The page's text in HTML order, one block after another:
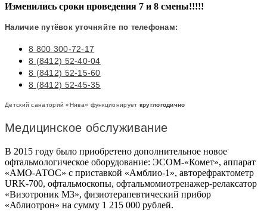
Изменились сроки проведения 7 и 8 смены!!!!!
Наличие путёвок уточняйте по телефонам:
8 800 300-72-17
8 (8412) 52-40-04
8 (8412) 52-15-60
8 (8412) 52-45-35
Детский санаторий «Нива» функционирует круглогодично
Медицинское обслуживание
В 2015 году было приобретено дополнительное новое
офтальмологическое оборудование: ЭСОМ-«Комет», аппарат
«АМО-АТОС» с приставкой «Амблио-1», авторефрактометр
URK-700, офтальмоскопы, офтальмомиотренажер-релаксатор
«Визотроник М3», физиотерапевтический прибор
«Аблиотрон» на сумму 1 215 000 рублей.